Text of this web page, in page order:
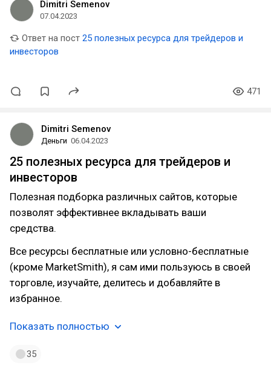
Dimitri Semenov
07.04.2023
Ответ на пост 25 полезных ресурса для трейдеров и
инвесторов
471
Dimitri Semenov
Деньги 06.04.2023
25 полезных ресурса для трейдеров и
инвесторов
Полезная подборка различных сайтов, которые
позволят эффективнее вкладывать ваши
средства.
Все ресурсы бесплатные или условно-бесплатные
(кроме MarketSmith), я сам ими пользуюсь в своей
торговле, изучайте, делитесь и добавляйте в
избранное.
Показать полностью
35